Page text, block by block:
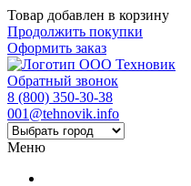
Товар добавлен в корзину
Продолжить покупки
Оформить заказ
Обратный звонок
8 (800) 350-30-38
001@tehnovik.info
Меню